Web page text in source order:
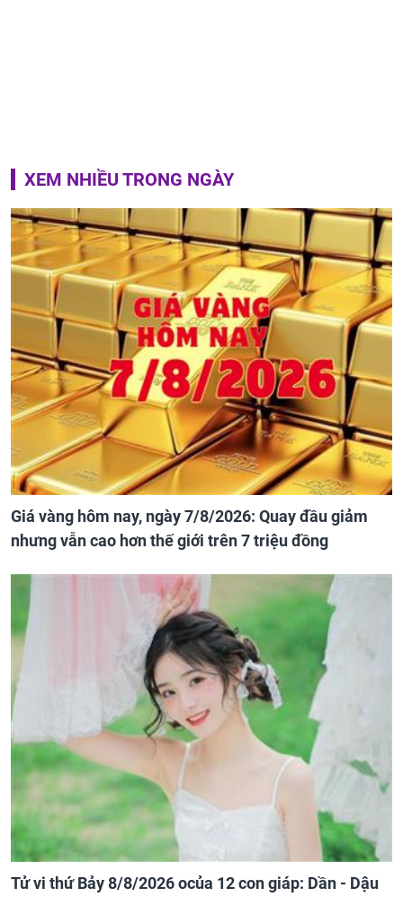
XEM NHIỀU TRONG NGÀY
Giá vàng hôm nay, ngày 7/8/2026: Quay đầu giảm
nhưng vẫn cao hơn thế giới trên 7 triệu đồng
Tử vi thứ Bảy 8/8/2026 ocủa 12 con giáp: Dần - Dậu